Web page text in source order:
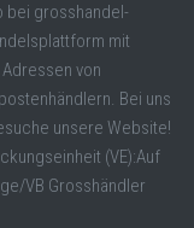
bei grosshandel-
mit
von
Bei uns
unsere Website!
(VE):Auf
VB Grosshändler